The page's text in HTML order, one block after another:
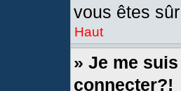
vous êtes
Haut
» Je me
connecter?!